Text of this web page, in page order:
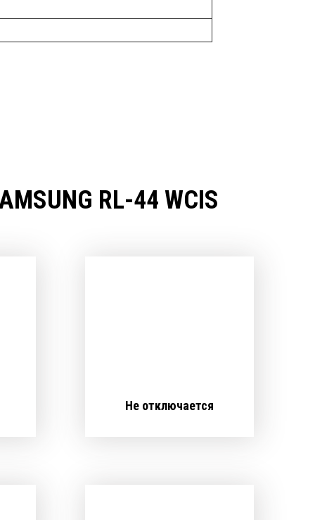
RL-44 WCIS
Не отключается